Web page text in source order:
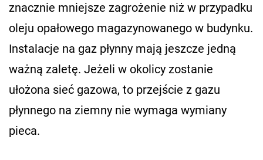
znacznie mniejsze zagrożenie niż w przypadku
oleju opałowego magazynowanego w budynku.
Instalacje na gaz płynny mają jeszcze jedną
ważną zaletę. Jeżeli w okolicy zostanie
ułożona sieć gazowa, to przejście z gazu
płynnego na ziemny nie wymaga wymiany
pieca.